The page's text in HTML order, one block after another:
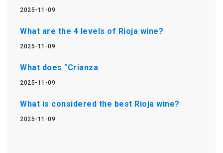
2025-11-09
What are the 4 levels of Rioja wine?
2025-11-09
What does "Crianza
2025-11-09
What is considered the best Rioja wine?
2025-11-09